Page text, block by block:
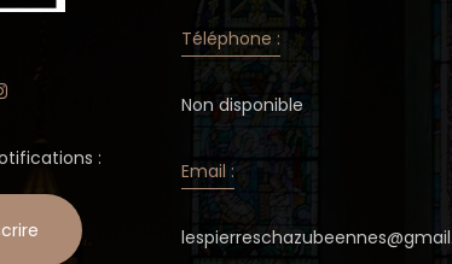
:
Téléphone :
Non disponible
Email :